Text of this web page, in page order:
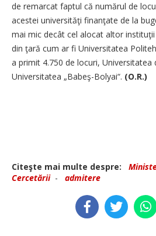
de remarcat faptul că numărul de
acestei universităţi finanţate de la
mai mic decât cel alocat altor
din ţară cum ar fi Universitatea
a primit 4.750 de locuri, Universitatea
Universitatea „Babeş-Bolyai“. (O.R.)
Citeşte mai multe despre:
Cercetării- admitere